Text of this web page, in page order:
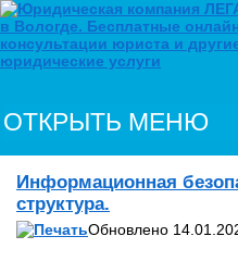
ОТКРЫТЬ МЕНЮ
Информационная
структура.
Обновлено